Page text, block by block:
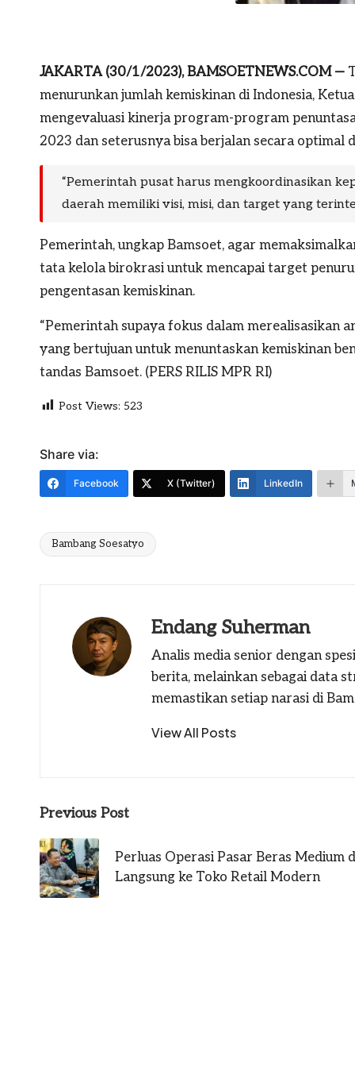
JAKARTA (30/1/2023), BAMSOETNEWS.COM —
menurunkan jumlah kemiskinan di Indonesia,
mengevaluasi kinerja program-program
2023 dan seterusnya bisa berjalan secara optimal
“Pemerintah pusat harus mengkoordinasikan
daerah memiliki visi, misi, dan target yang
Pemerintah, ungkap Bamsoet, agar
tata kelola birokrasi untuk mencapai target
pengentasan kemiskinan.
“Pemerintah supaya fokus dalam merealisasikan
yang bertujuan untuk menuntaskan kemiskinan
tandas Bamsoet. (PERS RILIS MPR RI)
Post Views: 523
Share via:
Facebook X (Twitter) LinkedIn
Tags:
Bambang Soesatyo
Endang Suherman
Analis media senior dengan
berita, melainkan sebagai data
memastikan setiap narasi di
View All Posts
Post
navigation
Previous Post
Perluas Operasi Pasar Beras Medium
Langsung ke Toko Retail Modern